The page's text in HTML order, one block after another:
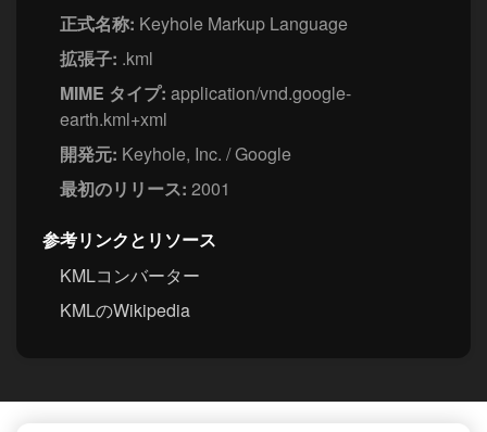
正式名称: Keyhole Markup Language
拡張子: .kml
MIME タイプ: application/vnd.google-
earth.kml+xml
開発元: Keyhole, Inc. / Google
最初のリリース: 2001
参考リンクとリソース
KMLコンバーター
KMLのWikipedia